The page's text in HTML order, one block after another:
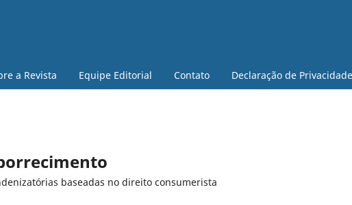
a Revista Equipe Editorial Contato Declaração de Privacidade
baseadas no direito consumerista